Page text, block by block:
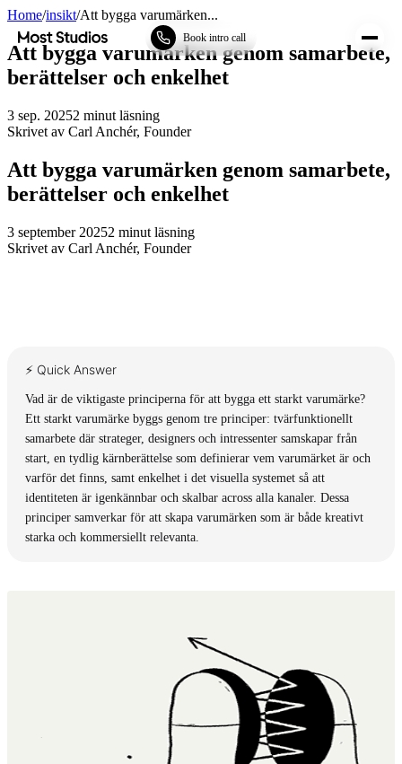
Most Studios Book intro call
Home/insikt/Att bygga varumärken...
Att bygga varumärken genom samarbete,
berättelser och enkelhet
3 sep. 20252 minut läsning
Skrivet av Carl Anchér, Founder
Att bygga varumärken genom samarbete,
berättelser och enkelhet
3 september 20252 minut läsning
Skrivet av Carl Anchér, Founder
⚡ Quick Answer
Vad är de viktigaste principerna för att bygga ett starkt varumärke?
Ett starkt varumärke byggs genom tre principer: tvärfunktionellt
samarbete där strateger, designers och intressenter samskapar från
start, en tydlig kärnberättelse som definierar vem varumärket är och
varför det finns, samt enkelhet i det visuella systemet så att
identiteten är igenkännbar och skalbar across alla kanaler. Dessa
principer samverkar för att skapa varumärken som är både kreativt
starka och kommersiellt relevanta.